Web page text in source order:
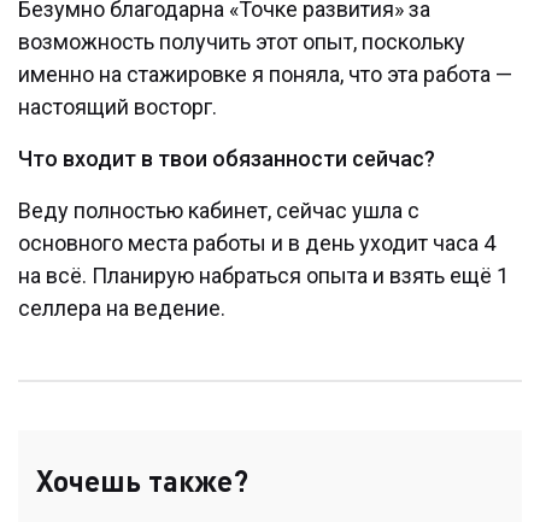
Безумно благодарна «Точке развития» за
возможность получить этот опыт, поскольку
именно на стажировке я поняла, что эта работа —
настоящий восторг.
Что входит в твои обязанности сейчас?
Веду полностью кабинет, сейчас ушла с
основного места работы и в день уходит часа 4
на всё. Планирую набраться опыта и взять ещё 1
селлера на ведение.
Хочешь также?